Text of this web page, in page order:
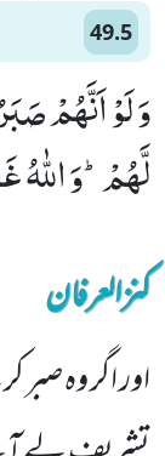
49.5
وَ لَوْ اَنَّهُمْ
لَّهُمْؕ-وَ اللّٰهُ
کنزالعرفان
اور اگر وہ